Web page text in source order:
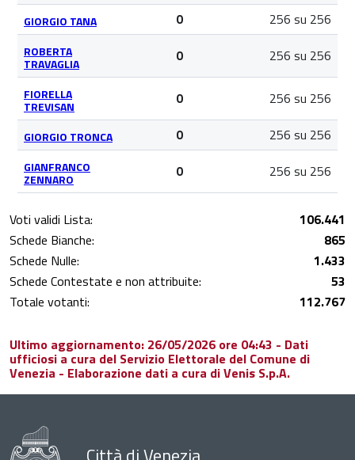
GIORGIO TANA 0 256 su 256
ROBERTA
TRAVAGLIA 0 256 su 256
FIORELLA
TREVISAN 0 256 su 256
GIORGIO TRONCA 0 256 su 256
GIANFRANCO
ZENNARO 0 256 su 256
Voti validi Lista:
106.441
Schede Bianche:
865
Schede Nulle:
1.433
Schede Contestate e non attribuite:
53
Totale votanti:
112.767
Ultimo aggiornamento: 26/05/2026 ore 04:43 - Dati
ufficiosi a cura del Servizio Elettorale del Comune di
Venezia - Elaborazione dati a cura di Venis S.p.A.